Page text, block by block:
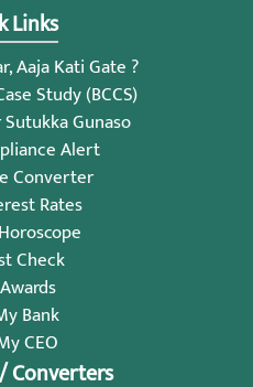
Links
Aaja Kati Gate ?
Study (BCCS)
Gunaso
Alert
Converter
Rates
Check
Bank
CEO
Converters